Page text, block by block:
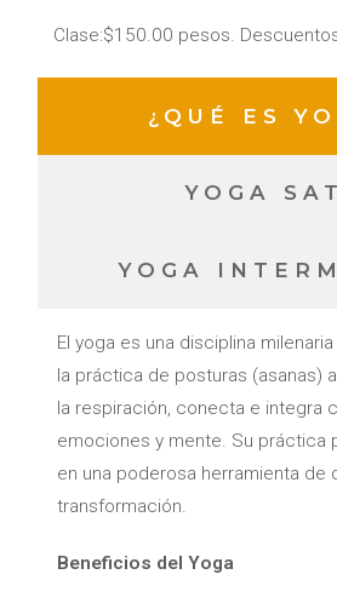
Clase:$150.00 pesos.
¿QUÉ ES
YOGA
YOGA
El yoga es una disciplina
la práctica de posturas (asanas)
la respiración, conecta e integra
emociones y mente. Su práctica
en una poderosa herramienta de
transformación.
Beneficios del Yoga